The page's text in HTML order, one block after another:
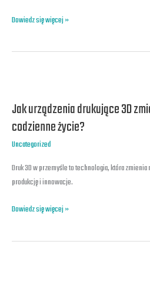
dla
Dowiedz się więcej »
Jak urządzenia drukujące 3D
codzienne życie?
Uncategorized
Druk 3D w przemyśle to technologia, która zmienia
produkcję i innowacje.
drukujące
3D
przemysł
i
codzienne
Dowiedz się więcej »